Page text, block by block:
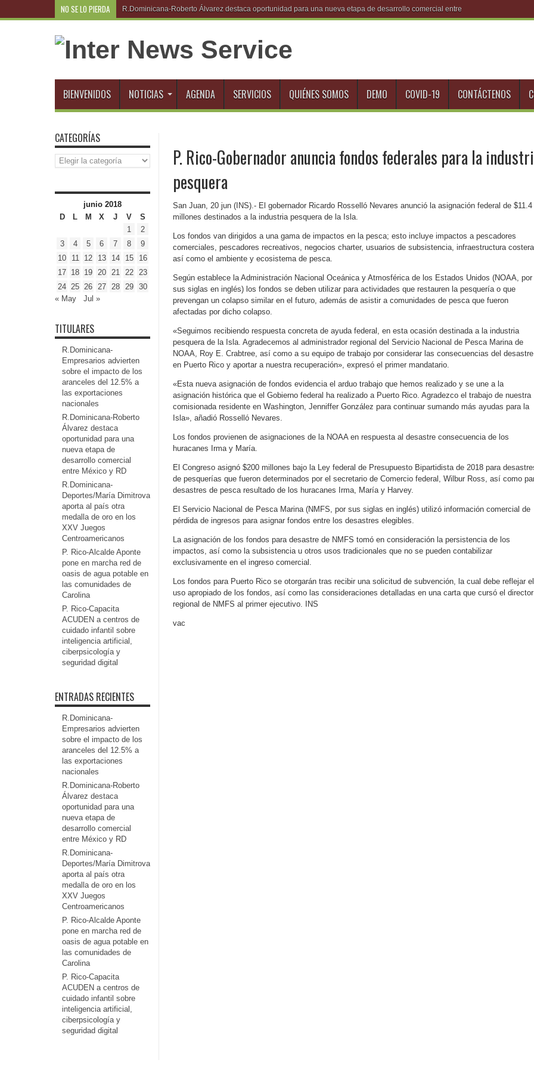
NO SE LO PIERDA R.Dominicana-Roberto Álvarez destaca oportunidad para una nueva etapa de desarrollo comercial entre México y RD
BIENVENIDOS NOTICIAS AGENDA SERVICIOS QUIÉNES SOMOS DEMO COVID-19 CONTÁCTENOS
P. Rico-Gobernador anuncia fondos federales para la
pesquera
San Juan, 20 jun (INS).- El gobernador Ricardo Rosselló Nevares anunció la asignación federal de $11.4
millones destinados a la industria pesquera de la Isla.
Los fondos van dirigidos a una gama de impactos en la pesca; esto incluye impactos a pescadores
comerciales, pescadores recreativos, negocios charter, usuarios de subsistencia, infraestructura
así como el ambiente y ecosistema de pesca.
Según establece la Administración Nacional Oceánica y Atmosférica de los Estados Unidos (NOAA, por
sus siglas en inglés) los fondos se deben utilizar para actividades que restauren la pesquería o que
prevengan un colapso similar en el futuro, además de asistir a comunidades de pesca que fueron
afectadas por dicho colapso.
«Seguimos recibiendo respuesta concreta de ayuda federal, en esta ocasión destinada a la industria
pesquera de la Isla. Agradecemos al administrador regional del Servicio Nacional de Pesca Marina de
NOAA, Roy E. Crabtree, así como a su equipo de trabajo por considerar las consecuencias del desastre
en Puerto Rico y aportar a nuestra recuperación», expresó el primer mandatario.
«Esta nueva asignación de fondos evidencia el arduo trabajo que hemos realizado y se une a la
asignación histórica que el Gobierno federal ha realizado a Puerto Rico. Agradezco el trabajo de nuestra
comisionada residente en Washington, Jenniffer González para continuar sumando más ayudas para la
Isla», añadió Rosselló Nevares.
Los fondos provienen de asignaciones de la NOAA en respuesta al desastre consecuencia de los
huracanes Irma y María.
El Congreso asignó $200 millones bajo la Ley federal de Presupuesto Bipartidista de 2018 para
de pesquerías que fueron determinados por el secretario de Comercio federal, Wilbur Ross, así como
desastres de pesca resultado de los huracanes Irma, María y Harvey.
El Servicio Nacional de Pesca Marina (NMFS, por sus siglas en inglés) utilizó información comercial de
pérdida de ingresos para asignar fondos entre los desastres elegibles.
La asignación de los fondos para desastre de NMFS tomó en consideración la persistencia de los
impactos, así como la subsistencia u otros usos tradicionales que no se pueden contabilizar
exclusivamente en el ingreso comercial.
Los fondos para Puerto Rico se otorgarán tras recibir una solicitud de subvención, la cual debe reflejar el
uso apropiado de los fondos, así como las consideraciones detalladas en una carta que cursó el director
regional de NMFS al primer ejecutivo. INS
vac
CATEGORÍAS
Categorías
junio 2018
D
L M X J V
S
1
2
3
4 5 6 7 8
9
10
11 12 13 14 15
16
17 18 19 20 21 22
23
24 25 26 27 28 29
30
« May
Jul »
TITULARES
R.Dominicana-
Empresarios advierten
sobre el impacto de los
aranceles del 12.5% a
las exportaciones
nacionales
R.Dominicana-Roberto
Álvarez destaca
oportunidad para una
nueva etapa de
desarrollo comercial
entre México y RD
R.Dominicana-
Deportes/María Dimitrova
aporta al país otra
medalla de oro en los
XXV Juegos
Centroamericanos
P. Rico-Alcalde Aponte
pone en marcha red de
oasis de agua potable en
las comunidades de
Carolina
P. Rico-Capacita
ACUDEN a centros de
cuidado infantil sobre
inteligencia artificial,
ciberpsicología y
seguridad digital
ENTRADAS RECIENTES
R.Dominicana-
Empresarios advierten
sobre el impacto de los
aranceles del 12.5% a
las exportaciones
nacionales
R.Dominicana-Roberto
Álvarez destaca
oportunidad para una
nueva etapa de
desarrollo comercial
entre México y RD
R.Dominicana-
Deportes/María Dimitrova
aporta al país otra
medalla de oro en los
XXV Juegos
Centroamericanos
P. Rico-Alcalde Aponte
pone en marcha red de
oasis de agua potable en
las comunidades de
Carolina
P. Rico-Capacita
ACUDEN a centros de
cuidado infantil sobre
inteligencia artificial,
ciberpsicología y
seguridad digital